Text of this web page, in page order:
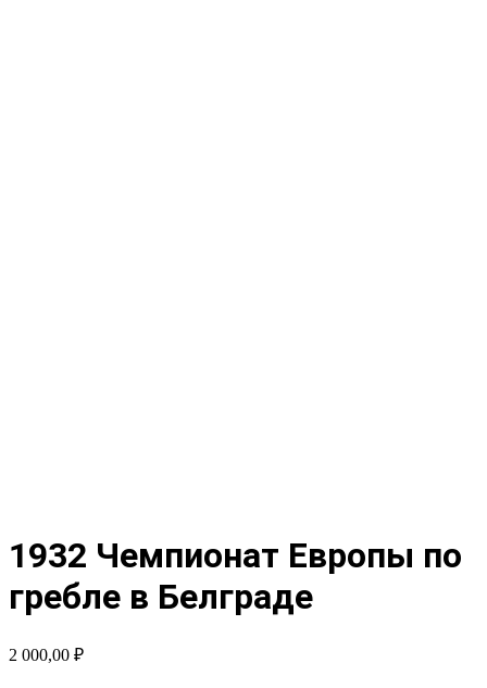
1932 Чемпионат Европы по
гребле в Белграде
2 000,00 ₽